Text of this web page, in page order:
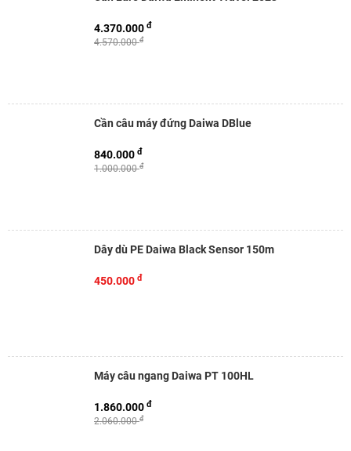
4.570.000đ
4.370.000 đ
Cần câu máy đứng Daiwa DBlue
1.000.000đ
840.000 đ
Dây dù PE Daiwa Black Sensor 150m
450.000 đ
Máy câu ngang Daiwa PT 100HL
2.060.000đ
1.860.000 đ